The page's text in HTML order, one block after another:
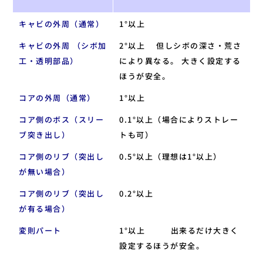
キャビの外周（通常）
1°以上
キャビの外周 （シボ加
工・透明部品）
2°以上 但しシボの深さ・荒さ
により異なる。 大きく設定する
ほうが安全。
コアの外周（通常）
1°以上
コア側のボス（スリー
ブ突き出し）
0.1°以上（場合によりストレー
トも可）
コア側のリブ（突出し
が無い場合）
0.5°以上（理想は1°以上）
コア側のリブ（突出し
が有る場合）
0.2°以上
変則パート
1°以上 出来るだけ大きく
設定するほうが安全。